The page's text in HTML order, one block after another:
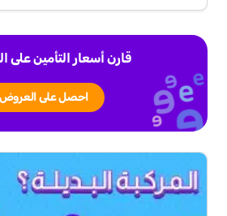
date
time
قارن أسعار التأمين على
احصل على العروض